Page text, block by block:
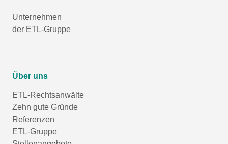
Unternehmen
der ETL-Gruppe
Über uns
ETL-Rechtsanwälte
Zehn gute Gründe
Referenzen
ETL-Gruppe